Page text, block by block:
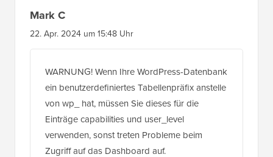
Mark C
22. Apr. 2024 um 15:48 Uhr
WARNUNG! Wenn Ihre WordPress-Datenbank
ein benutzerdefiniertes Tabellenpräfix anstelle
von wp_ hat, müssen Sie dieses für die
Einträge capabilities und user_level
verwenden, sonst treten Probleme beim